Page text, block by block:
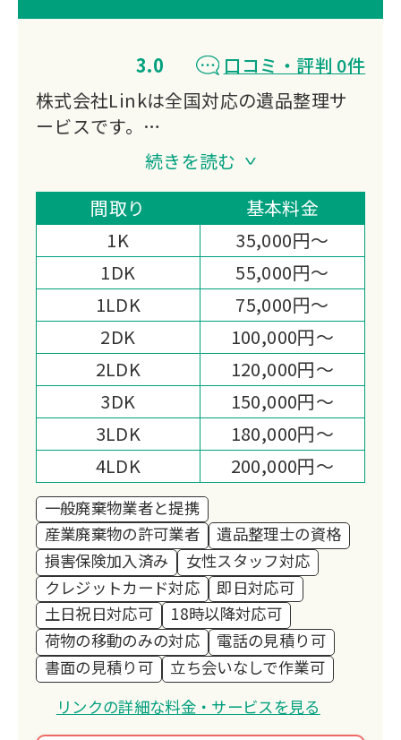
3.0
口コミ・評判 0件
株式会社Linkは全国対応の遺品整理サ
ービスです。
遺品整理・生前整理・特殊清掃・ゴミ屋
敷片付け・不用品回収など幅広く対応。
遺品整理士在籍で買取も同時に行い、業
界最安値に挑戦中です。
続きを読む
間取り
基本料金
1K
35,000円～
1DK
55,000円～
1LDK
75,000円～
2DK
100,000円～
2LDK
120,000円～
3DK
150,000円～
3LDK
180,000円～
4LDK
200,000円～
一般廃棄物業者と提携
産業廃棄物の許可業者
遺品整理士の資格
損害保険加入済み
女性スタッフ対応
クレジットカード対応
即日対応可
土日祝日対応可
18時以降対応可
荷物の移動のみの対応
電話の見積り可
書面の見積り可
立ち会いなしで作業可
リンクの詳細な料金・サービスを見る